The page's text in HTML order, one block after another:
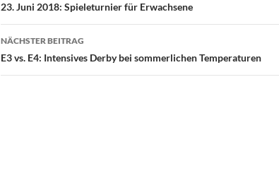
23. Juni 2018: Spieleturnier für Erwachsene
NÄCHSTER BEITRAG
E3 vs. E4: Intensives Derby bei sommerlichen Temperaturen